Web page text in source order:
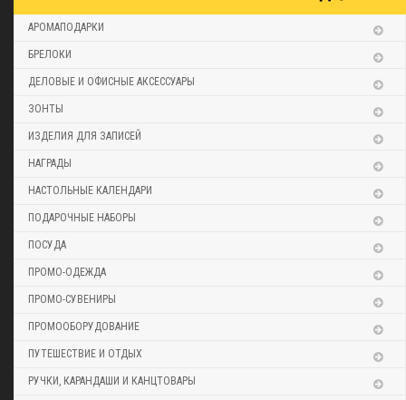
АРОМАПОДАРКИ
БРЕЛОКИ
ДЕЛОВЫЕ И ОФИСНЫЕ АКСЕССУАРЫ
ЗОНТЫ
ИЗДЕЛИЯ ДЛЯ ЗАПИСЕЙ
НАГРАДЫ
НАСТОЛЬНЫЕ КАЛЕНДАРИ
ПОДАРОЧНЫЕ НАБОРЫ
ПОСУДА
ПРОМО-ОДЕЖДА
ПРОМО-СУВЕНИРЫ
ПРОМООБОРУДОВАНИЕ
ПУТЕШЕСТВИЕ И ОТДЫХ
РУЧКИ, КАРАНДАШИ И КАНЦТОВАРЫ